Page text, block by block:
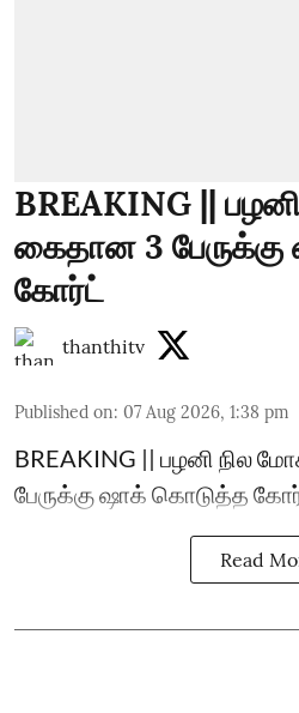
BREAKING || பழனி
கைதான 3
கோர்ட்
thanthitv
Published on: 07 Aug 2026, 1:38 pm
BREAKING || பழனி நில
பேருக்கு ஷாக் கொடுத்த
Read